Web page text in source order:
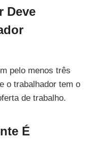
Deve
pelo menos três
o trabalhador tem o
de trabalho.
É